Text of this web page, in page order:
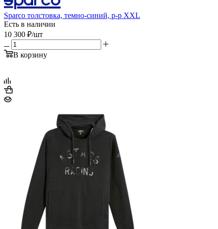
Sparco толстовка, темно-синий, р-р XXL
Есть в наличии
10 300 ₽/шт
В корзину